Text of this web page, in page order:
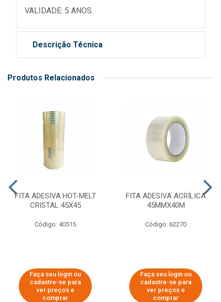
VALIDADE: 5 ANOS.
Descrição Técnica
Produtos Relacionados
FITA ADESIVA HOT-MELT
CRISTAL 45X45
Código: 40515
Faça seu login ou
cadastre-se para
ver preços e
comprar
FITA ADESIVA ACRÍLICA
45MMX40M
Código: 62270
Faça seu login ou
cadastre-se para
ver preços e
comprar